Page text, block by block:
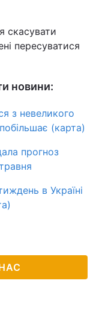
скасувати
пересуватися
новини:
з невеликого
(карта)
прогноз
в Україні